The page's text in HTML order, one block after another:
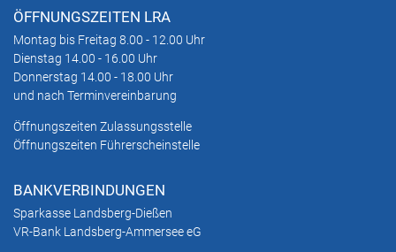
ÖFFNUNGSZEITEN LRA
Montag bis Freitag 8.00 - 12.00 Uhr
Dienstag 14.00 - 16.00 Uhr
Donnerstag 14.00 - 18.00 Uhr
und nach Terminvereinbarung
Öffnungszeiten Zulassungsstelle
Öffnungszeiten Führerscheinstelle
BANKVERBINDUNGEN
Sparkasse Landsberg-Dießen
VR-Bank Landsberg-Ammersee eG